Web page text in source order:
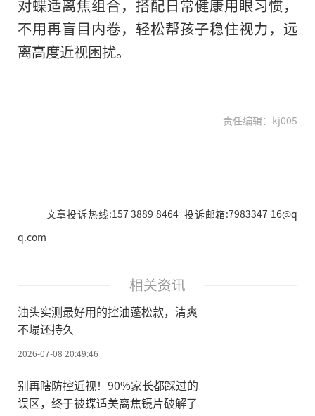
对蝶适离焦组合，搭配日常健康用眼习惯，
不用再盲目内卷，轻松帮孩子稳住视力，远
离高度近视困扰。
责任编辑：kj005
文章投诉热线:157 3889 8464 投诉邮箱:7983347 16@q
q.com
相关资讯
油头实测最好用的控油蓬松款，清爽
不塌还持久
2026-07-08 20:49:46
别再瞎防控近视！90%家长都踩过的
误区，终于被蝶适美离焦镜片破解了